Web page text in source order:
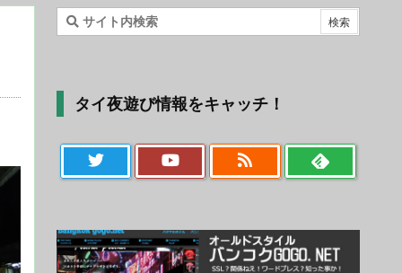
タイ夜遊び情報をキャッチ！